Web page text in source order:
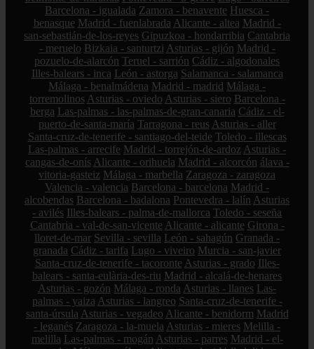
Barcelona - igualada Zamora - benavente Huesca -
benasque Madrid - fuenlabrada Alicante - altea Madrid -
san-sebastián-de-los-reyes Gipuzkoa - hondarribia Cantabria
- meruelo Bizkaia - santurtzi Asturias - gijón Madrid -
pozuelo-de-alarcón Teruel - sarrión Cádiz - algodonales
Illes-balears - inca León - astorga Salamanca - salamanca
Málaga - benalmádena Madrid - madrid Málaga -
torremolinos Asturias - oviedo Asturias - siero Barcelona -
berga Las-palmas - las-palmas-de-gran-canaria Cádiz - el-
puerto-de-santa-maría Tarragona - reus Asturias - aller
Santa-cruz-de-tenerife - santiago-del-teide Toledo - illescas
Las-palmas - arrecife Madrid - torrejón-de-ardoz Asturias -
cangas-de-onís Alicante - orihuela Madrid - alcorcón álava -
vitoria-gasteiz Málaga - marbella Zaragoza - zaragoza
Valencia - valencia Barcelona - barcelona Madrid -
alcobendas Barcelona - badalona Pontevedra - lalín Asturias
- avilés Illes-balears - palma-de-mallorca Toledo - seseña
Cantabria - val-de-san-vicente Alicante - alicante Girona -
lloret-de-mar Sevilla - sevilla León - sahagún Granada -
granada Cádiz - tarifa Lugo - viveiro Murcia - san-javier
Santa-cruz-de-tenerife - tacoronte Asturias - grado Illes-
balears - santa-eulària-des-riu Madrid - alcalá-de-henares
Asturias - gozón Málaga - ronda Asturias - llanes Las-
palmas - yaiza Asturias - langreo Santa-cruz-de-tenerife -
santa-úrsula Asturias - vegadeo Alicante - benidorm Madrid
- leganés Zaragoza - la-muela Asturias - mieres Melilla -
melilla Las-palmas - mogán Asturias - parres Madrid - el-